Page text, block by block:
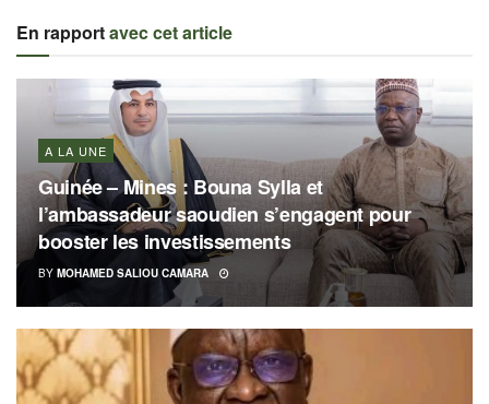
En rapportavec cet article
A LA UNE
Guinée – Mines : Bouna Sylla et
l’ambassadeur saoudien s’engagent pour
booster les investissements
BY MOHAMED SALIOU CAMARA